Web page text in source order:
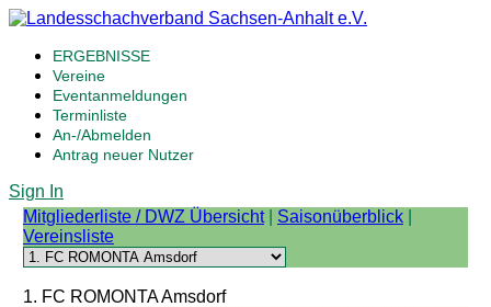
ERGEBNISSE
Vereine
Eventanmeldungen
Terminliste
An-/Abmelden
Antrag neuer Nutzer
Sign In
Mitgliederliste / DWZ Übersicht| Saisonüberblick|
Vereinsliste
1. FC ROMONTA Amsdorf